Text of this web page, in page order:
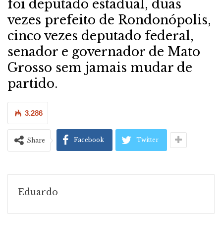
foi deputado estadual, duas
vezes prefeito de Rondonópolis,
cinco vezes deputado federal,
senador e governador de Mato
Grosso sem jamais mudar de
partido.
3.286
Share Facebook Twitter
Eduardo